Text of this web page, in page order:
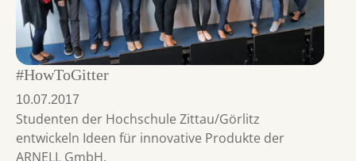
#HowToGitter
10.07.2017
Studenten der Hochschule Zittau/Görlitz
entwickeln Ideen für innovative Produkte der
ARNELL GmbH.